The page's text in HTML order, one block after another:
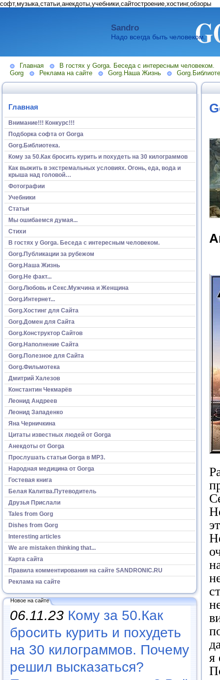
софт,музыка,статьи,анекдоты,учебники,сайтостроение,хостинг,обзоры
Sandro
Надо всегда быть человеком.
Главная
В гостях у Gorga. Беседа с интересным человеком.
Gorg
Реклама на сайте Gorg.Наша Жизнь
Главная
Внимание!!! Конкурс!!!
Подборка софта от Gorga
Gorg.Библиотека.
Кому за 50.Как бросить курить и похудеть на 30 килограммов
Как выжить в экстремальных условиях. Огонь, еда, вода и
крыша над головой…
Фотографии
Учебники
Статьи
Мы ошибаемся думая...
Стихи
В гостях у Gorga. Беседа с интересным человеком.
Gorg.Публикации за рубежом
Gorg.Наша Жизнь
Gorg.Не факт...
Gorg.Любовь и Секс.Мужчина и Женщина
Gorg.Интернет...
Gorg.Хостинг для Сайта
Gorg.Домен для Сайта
Gorg.Конструктор Сайтов
Gorg.Наполнение Сайта
Gorg.Полезное для Сайта
Gorg.Фильмотека
Дмитрий Халезов
Константин Чекмарёв
Леонид Андреев
Леонид Западенко
Яна Черничкина
Цитаты известных людей от Gorga
Анекдоты от Gorga
Прослушать статьи Gorga в МР3.
Народная медицина от Gorga
Гостевая книга
Белая Калитва.Путеводитель
Друзья Прислали
Tales from Gorg
Dishes from Gorg
Interesting articles
We are mistaken thinking that...
Карта сайта
Правила комментирования на сайте SANDRONIC.RU
Реклама на сайте
Новое на сайте
06.11.23 Кому за 50.Как
бросить курить и похудеть
на 30 килограммов. Почему
решил высказаться?
я